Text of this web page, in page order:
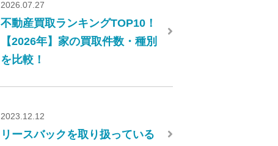
2026.07.27
不動産買取ランキングTOP10！
【2026年】家の買取件数・種別
を比較！
2023.12.12
リースバックを取り扱っている